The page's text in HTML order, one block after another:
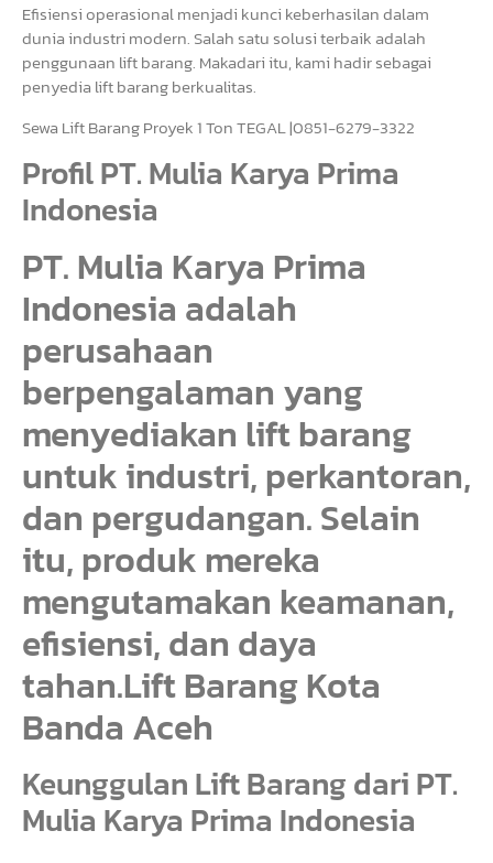
Efisiensi operasional menjadi kunci keberhasilan dalam
dunia industri modern. Salah satu solusi terbaik adalah
penggunaan lift barang. Makadari itu, kami hadir sebagai
penyedia lift barang berkualitas.
Sewa Lift Barang Proyek 1 Ton TEGAL |0851-6279-3322
Profil PT. Mulia Karya Prima
Indonesia
PT. Mulia Karya Prima
Indonesia adalah
perusahaan
berpengalaman yang
menyediakan lift barang
untuk industri, perkantoran,
dan pergudangan. Selain
itu, produk mereka
mengutamakan keamanan,
efisiensi, dan daya
tahan.Lift Barang Kota
Banda Aceh
Keunggulan Lift Barang dari PT.
Mulia Karya Prima Indonesia